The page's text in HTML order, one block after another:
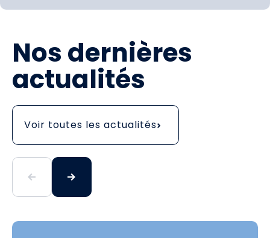
Nos dernières
actualités
Voir toutes les actualités